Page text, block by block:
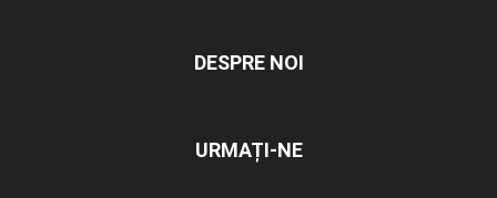
DESPRE NOI
URMAȚI-NE